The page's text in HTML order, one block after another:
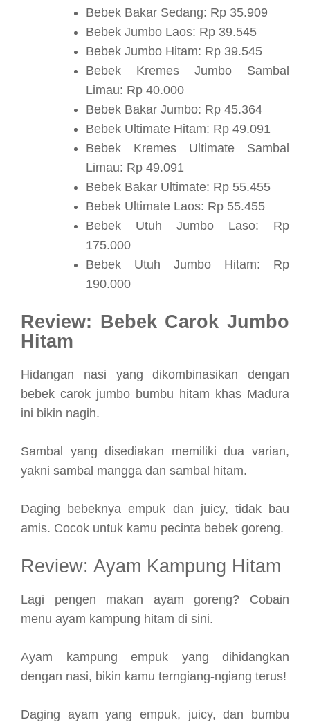
Bebek Bakar Sedang: Rp 35.909
Bebek Jumbo Laos: Rp 39.545
Bebek Jumbo Hitam: Rp 39.545
Bebek Kremes Jumbo Sambal
Limau: Rp 40.000
Bebek Bakar Jumbo: Rp 45.364
Bebek Ultimate Hitam: Rp 49.091
Bebek Kremes Ultimate Sambal
Limau: Rp 49.091
Bebek Bakar Ultimate: Rp 55.455
Bebek Ultimate Laos: Rp 55.455
Bebek Utuh Jumbo Laso: Rp
175.000
Bebek Utuh Jumbo Hitam: Rp
190.000
Review: Bebek Carok Jumbo
Hitam
Hidangan nasi yang dikombinasikan dengan
bebek carok jumbo bumbu hitam khas Madura
ini bikin nagih.
Sambal yang disediakan memiliki dua varian,
yakni sambal mangga dan sambal hitam.
Daging bebeknya empuk dan juicy, tidak bau
amis. Cocok untuk kamu pecinta bebek goreng.
Review: Ayam Kampung Hitam
Lagi pengen makan ayam goreng? Cobain
menu ayam kampung hitam di sini.
Ayam kampung empuk yang dihidangkan
dengan nasi, bikin kamu terngiang-ngiang terus!
Daging ayam yang empuk, juicy, dan bumbu